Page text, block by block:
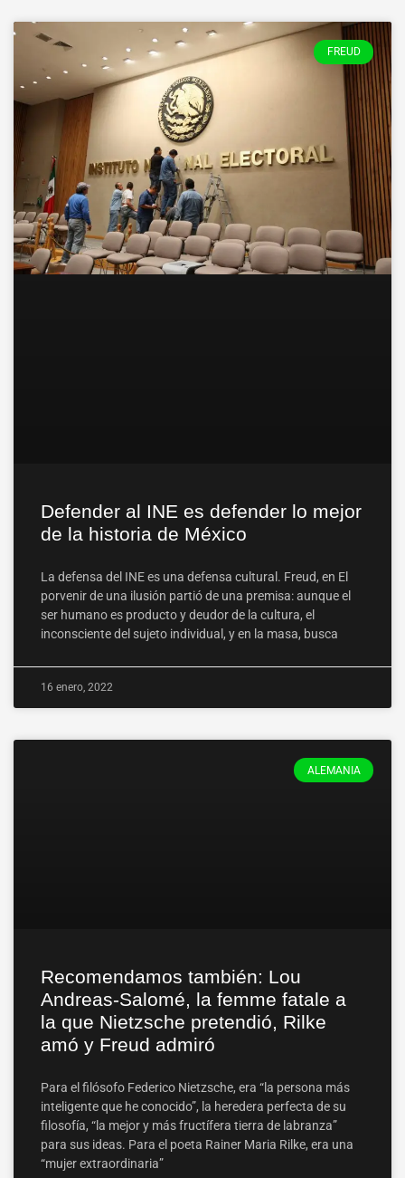
FREUD
Defender al INE es defender lo mejor
de la historia de México
La defensa del INE es una defensa cultural. Freud, en El
porvenir de una ilusión partió de una premisa: aunque el
ser humano es producto y deudor de la cultura, el
inconsciente del sujeto individual, y en la masa, busca
16 enero, 2022
ALEMANIA
Recomendamos también: Lou
Andreas-Salomé, la femme fatale a
la que Nietzsche pretendió, Rilke
amó y Freud admiró
Para el filósofo Federico Nietzsche, era “la persona más
inteligente que he conocido”, la heredera perfecta de su
filosofía, “la mejor y más fructífera tierra de labranza”
para sus ideas. Para el poeta Rainer Maria Rilke, era una
“mujer extraordinaria”